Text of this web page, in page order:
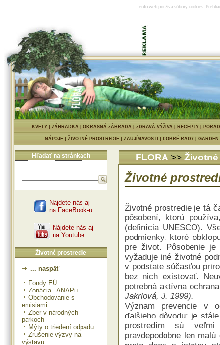
Tento web používa súbory cookies.
KVETY| ZÁHRADKA| OKRASNÁ ZÁHRADA| ZDRAVÁ VÝŽIVA| RECEPTY|
NÁPOJE ŽIVOTNÉ PROSTREDIE ZAUJÍMAVOSTI DOBRÉ RADY
Hľadať na stránkach
Nájdete nás aj
na FaceBook-u
Nájdete nás aj
na Youtube
Životné prostredie
... naspäť
Fondy EÚ
Zonácia TANAPu
Obchodovanie s
emisiami
Zber v národných
parkoch
Mýty o triedení odpadu
Zrušenie výzvy na
výstavu
FLORA >>
Životné
Životné prostredie je tá
pôsobení, ktorú
(definícia UNESCO).
podmienky, ktoré
pre život. Pôsobenie je
vyžaduje iné životné
v podstate súčasťou
bez nich existovať.
potrebná aktívna
Jakrlová, J. 1999).
Význam prevencie v
ďalšieho dôvodu: je
prostredím sú
pravdepodobne len